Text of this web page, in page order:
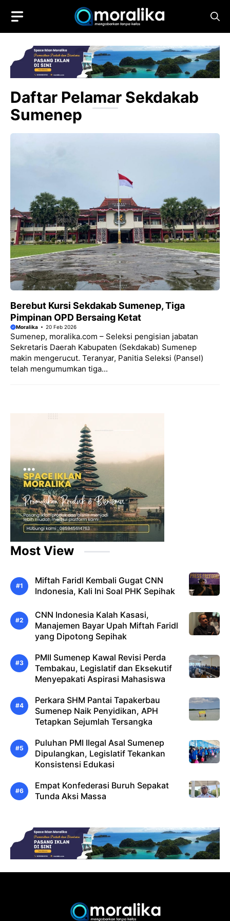
content
Daftar Pelamar Sekdakab
Sumenep
Berebut Kursi Sekdakab Sumenep, Tiga
Pimpinan OPD Bersaing Ketat
Moralika 20 Feb 2026
Sumenep, moralika.com – Seleksi pengisian jabatan
Sekretaris Daerah Kabupaten (Sekdakab) Sumenep
makin mengerucut. Teranyar, Panitia Seleksi (Pansel)
telah mengumumkan tiga...
Most View
Miftah Faridl Kembali Gugat CNN
Indonesia, Kali Ini Soal PHK Sepihak
CNN Indonesia Kalah Kasasi,
Manajemen Bayar Upah Miftah Faridl
yang Dipotong Sepihak
PMII Sumenep Kawal Revisi Perda
Tembakau, Legislatif dan Eksekutif
Menyepakati Aspirasi Mahasiswa
Perkara SHM Pantai Tapakerbau
Sumenep Naik Penyidikan, APH
Tetapkan Sejumlah Tersangka
Puluhan PMI Ilegal Asal Sumenep
Dipulangkan, Legislatif Tekankan
Konsistensi Edukasi
Empat Konfederasi Buruh Sepakat
Tunda Aksi Massa